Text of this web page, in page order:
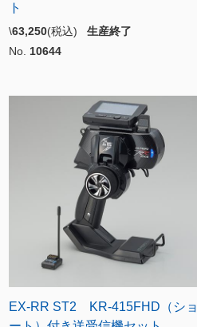
ト
\63,250(税込) 生産終了
No. 10644
EX-RR ST2 KR-415FHD（ショ